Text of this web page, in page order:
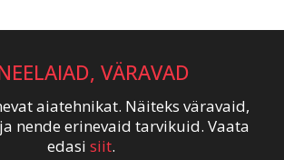
VÄRAVAD
aiatehnikat. Näiteks väravaid,
nende erinevaid tarvikuid. Vaata
edasi siit.